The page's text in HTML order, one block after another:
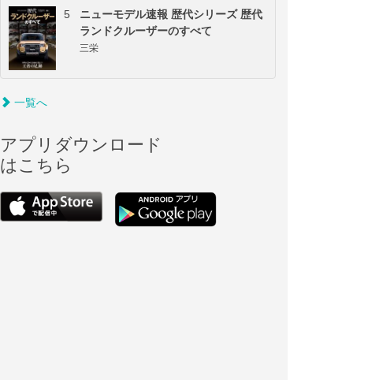
5
ニューモデル速報 歴代シリーズ 歴代
ランドクルーザーのすべて
三栄
一覧へ
アプリダウンロード
はこちら